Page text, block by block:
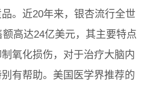
。近20年来，银杏流行全世
高达24亿美元，其主要特点
氧化损伤，对于治疗大脑内
有帮助。美国医学界推荐的